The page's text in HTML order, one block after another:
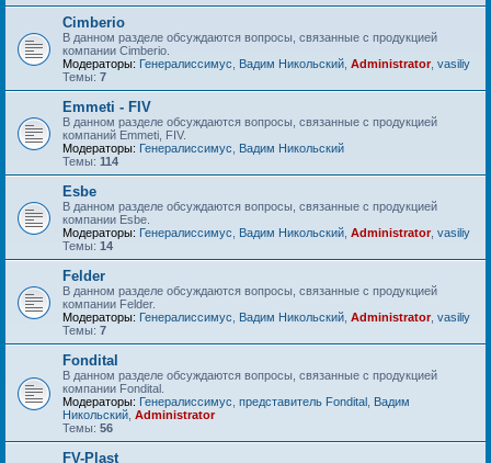
Cimberio
В данном разделе обсуждаются вопросы, связанные с продукцией
компании Cimberio.
Модераторы: Генералиссимус Вадим Никольский Administrator, vasiliy
Темы: 7
Emmeti - FIV
В данном разделе обсуждаются вопросы, связанные с продукцией
компаний Emmeti, FIV.
Модераторы: Генералиссимус
Вадим Никольский
Темы: 114
Esbe
В данном разделе обсуждаются вопросы, связанные с продукцией
компании Esbe.
Модераторы: Генералиссимус Вадим Никольский Administrator, vasiliy
Темы: 14
Felder
В данном разделе обсуждаются вопросы, связанные с продукцией
компании Felder.
Модераторы: Генералиссимус Вадим Никольский Administrator, vasiliy
Темы: 7
Fondital
В данном разделе обсуждаются вопросы, связанные с продукцией
компании Fondital.
Модераторы: Генералиссимус представитель Fondital Вадим
Никольский Administrator
Темы: 56
FV-Plast